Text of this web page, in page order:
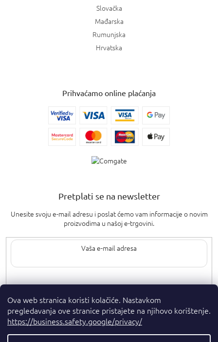
Ova web stranica koristi kolačiće. Nastavkom
pregledavanja ove stranice pristajete na njihovo korištenje.
https://business.safety.google/privacy/
Slovačka
Mađarska
Rumunjska
Hrvatska
Prihvaćamo online plaćanja
Pretplati se na newsletter
Unesite svoju e-mail adresu i poslat ćemo vam informacije o novim
proizvodima u našoj e-trgovini.
Upisom svoje e-pošte pristajete nauvjete privatnosti.